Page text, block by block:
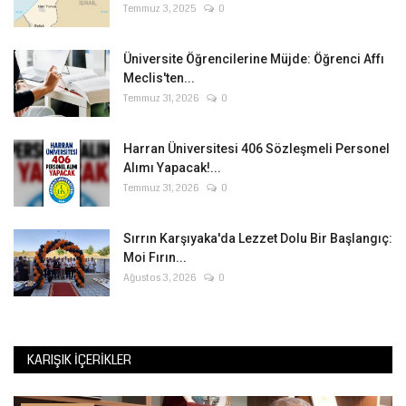
Temmuz 3, 2025 0
Üniversite Öğrencilerine Müjde: Öğrenci Affı
Meclis'ten...
Temmuz 31, 2026 0
Harran Üniversitesi 406 Sözleşmeli Personel
Alımı Yapacak!...
Temmuz 31, 2026 0
Sırrın Karşıyaka'da Lezzet Dolu Bir Başlangıç:
Moi Fırın...
Ağustos 3, 2026 0
KARIŞIK İÇERIKLER